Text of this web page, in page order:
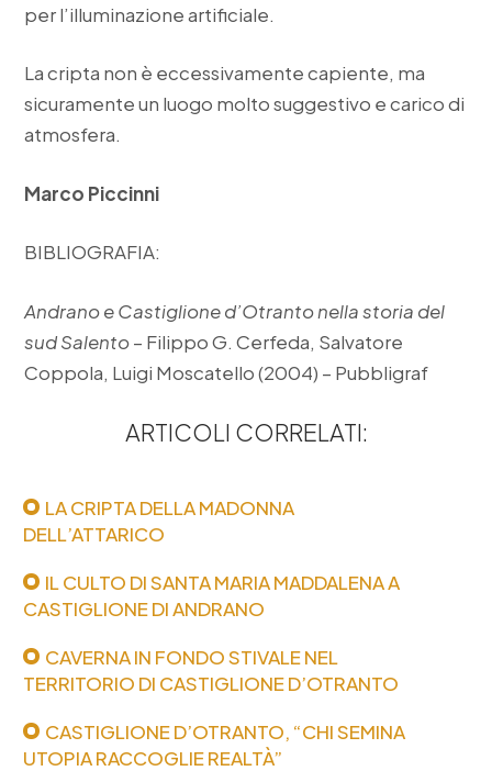
per l’illuminazione artificiale.
La cripta non è eccessivamente capiente, ma
sicuramente un luogo molto suggestivo e carico di
atmosfera.
Marco Piccinni
BIBLIOGRAFIA:
Andrano e Castiglione d’Otranto nella storia del
sud Salento– Filippo G. Cerfeda, Salvatore
Coppola, Luigi Moscatello (2004) – Pubbligraf
ARTICOLI CORRELATI:
LA CRIPTA DELLA MADONNA
DELL’ATTARICO
IL CULTO DI SANTA MARIA MADDALENA A
CASTIGLIONE DI ANDRANO
CAVERNA IN FONDO STIVALE NEL
TERRITORIO DI CASTIGLIONE D’OTRANTO
CASTIGLIONE D’OTRANTO, “CHI SEMINA
UTOPIA RACCOGLIE REALTÀ”